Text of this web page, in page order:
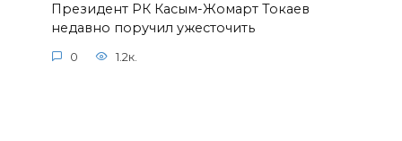
Президент РК Касым-Жомарт Токаев
недавно поручил ужесточить
0 1.2к.